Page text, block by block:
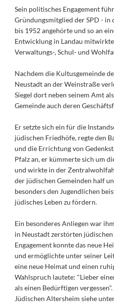
Sein politisches Engagement
Gründungsmitglied der SPD - in
bis 1952 angehörte und so an
Entwicklung in Landau
Verwaltungs-, Schul- und
Nachdem die Kultusgemeinde
Neustadt an der Weinstraße
Siegel dort neben seinem Amt
Gemeinde auch deren
Er setzte sich ein für die
jüdischen Friedhöfe, regte den
und die Errichtung von
Pfalz an, er kümmerte sich um
und wirkte in der
der jüdischen Gemeinden half
besonders den Jugendlichen
jüdisches Leben zu fördern.
Ein besonderes Anliegen war
in Neustadt zerstörten
Engagement konnte das neue
und ermöglichte unter seiner
eine neue Heimat und einen
Wahlspruch lautete: "Lieber
als einen Bedürftigen
Jüdischen Altersheim siehe